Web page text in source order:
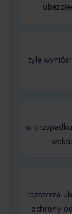
tyle
w
rozszerza
ochrony